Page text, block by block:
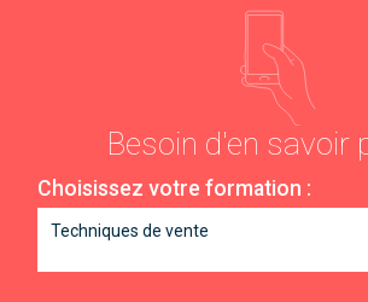
Besoin d'en savoir
Choisissez votre formation :